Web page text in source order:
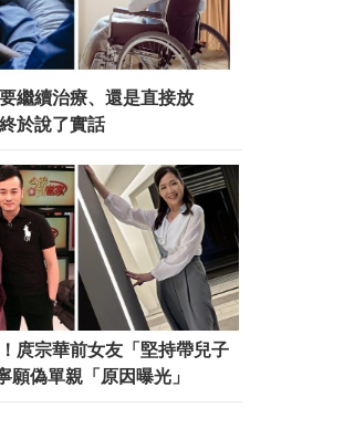
繼續治療、還是直接放
於說了實話
庹宗華前女友「堅持帶兒子
願偽單親「原因曝光」